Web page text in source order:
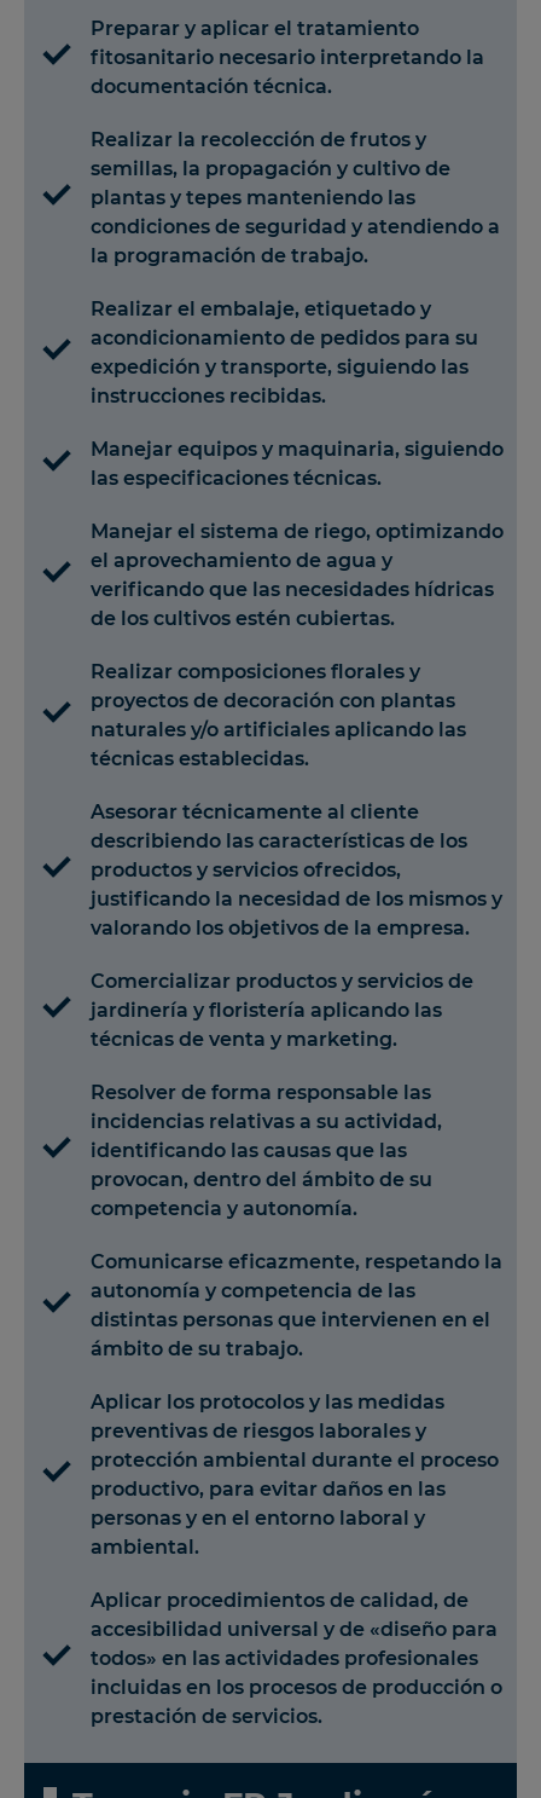
Preparar y aplicar el tratamiento
fitosanitario necesario interpretando la
documentación técnica.
Realizar la recolección de frutos y
semillas, la propagación y cultivo de
plantas y tepes manteniendo las
condiciones de seguridad y atendiendo a
la programación de trabajo.
Realizar el embalaje, etiquetado y
acondicionamiento de pedidos para su
expedición y transporte, siguiendo las
instrucciones recibidas.
Manejar equipos y maquinaria, siguiendo
las especificaciones técnicas.
Manejar el sistema de riego, optimizando
el aprovechamiento de agua y
verificando que las necesidades hídricas
de los cultivos estén cubiertas.
Realizar composiciones florales y
proyectos de decoración con plantas
naturales y/o artificiales aplicando las
técnicas establecidas.
Asesorar técnicamente al cliente
describiendo las características de los
productos y servicios ofrecidos,
justificando la necesidad de los mismos y
valorando los objetivos de la empresa.
Comercializar productos y servicios de
jardinería y floristería aplicando las
técnicas de venta y marketing.
Resolver de forma responsable las
incidencias relativas a su actividad,
identificando las causas que las
provocan, dentro del ámbito de su
competencia y autonomía.
Comunicarse eficazmente, respetando la
autonomía y competencia de las
distintas personas que intervienen en el
ámbito de su trabajo.
Aplicar los protocolos y las medidas
preventivas de riesgos laborales y
protección ambiental durante el proceso
productivo, para evitar daños en las
personas y en el entorno laboral y
ambiental.
Aplicar procedimientos de calidad, de
accesibilidad universal y de «diseño para
todos» en las actividades profesionales
incluidas en los procesos de producción o
prestación de servicios.